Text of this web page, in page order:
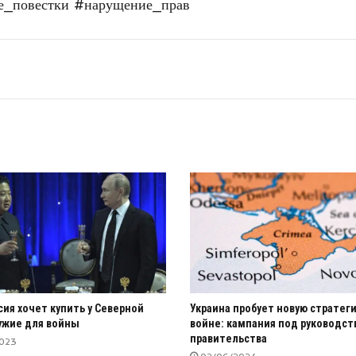
#нарущение_прав
хочет купить у Северной
для войны
Украина пробует новую
войне: кампания под
правительства